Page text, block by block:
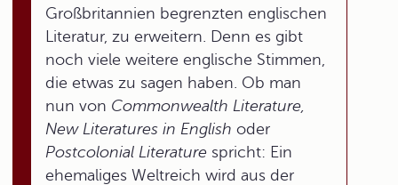
Großbritannien begrenzten englischen
Literatur, zu erweitern. Denn es gibt
noch viele weitere englische Stimmen,
die etwas zu sagen haben. Ob man
nun von Commonwealth Literature,
New Literatures in English oder
Postcolonial Literature spricht: Ein
ehemaliges Weltreich wird aus der